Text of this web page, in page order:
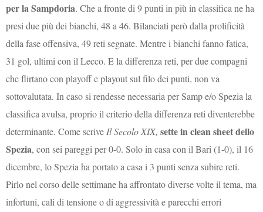
per la Sampdoria. Che a fronte di 9 punti in più in classifica ne ha
presi due più dei bianchi, 48 a 46. Bilanciati però dalla prolificità
della fase offensiva, 49 reti segnate. Mentre i bianchi fanno fatica,
31 gol, ultimi con il Lecco. E la differenza reti, per due compagni
che flirtano con playoff e playout sul filo dei punti, non va
sottovalutata. In caso si rendesse necessaria per Samp e/o Spezia la
classifica avulsa, proprio il criterio della differenza reti diventerebbe
determinante. Come scrive Il Secolo XIX,sette in clean sheet dello
Spezia, con sei pareggi per 0-0. Solo in casa con il Bari (1-0), il 16
dicembre, lo Spezia ha portato a casa i 3 punti senza subire reti.
Pirlo nel corso delle settimane ha affrontato diverse volte il tema, ma
infortuni, cali di tensione o di aggressività e parecchi errori